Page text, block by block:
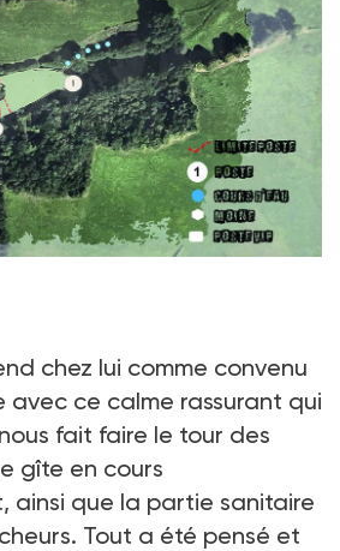
chez lui comme convenu
avec ce calme rassurant qui
fait faire le tour des
gîte en cours
ainsi que la partie sanitaire
Tout a été pensé et